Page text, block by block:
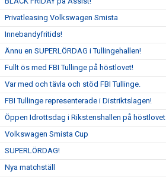
Privatleasing Volkswagen Smista
Innebandyfritids!
Ännu en SUPERLÖRDAG i Tullingehallen!
Fullt ös med FBI Tullinge på höstlovet!
Var med och tävla och stöd FBI Tullinge.
FBI Tullinge representerade i Distriktslagen!
Öppen Idrottsdag i Rikstenshallen på höstlovet
Volkswagen Smista Cup
SUPERLÖRDAG!
Nya matchställ